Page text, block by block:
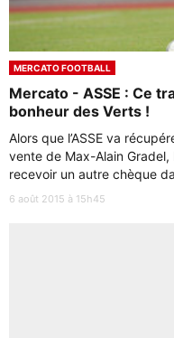
MERCATO FOOTBALL
Mercato - ASSE : Ce
bonheur des Verts !
Alors que l’ASSE va
vente de Max-Alain
recevoir un autre chèque
6 août 2015 à 15h45